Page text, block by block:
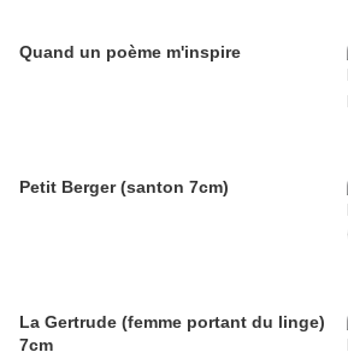
Quand un poème m'inspire
Petit Berger (santon 7cm)
La Gertrude (femme portant du linge)
7cm